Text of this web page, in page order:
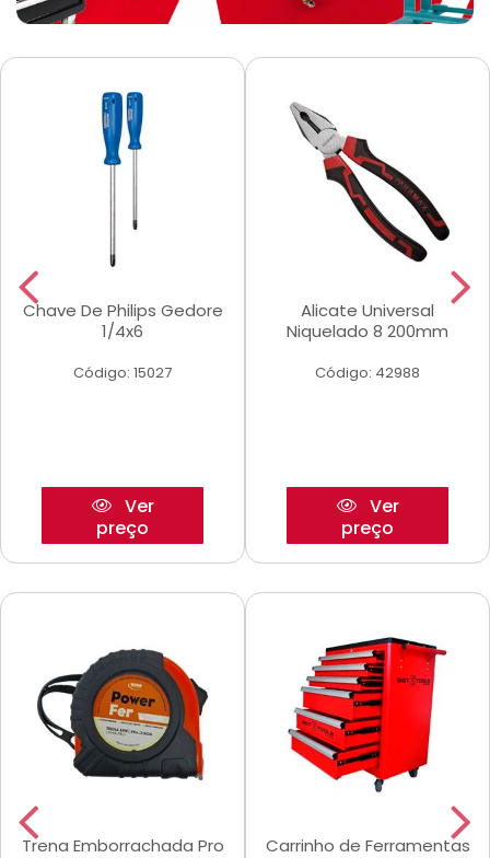
Chave De Philips Gedore
1/4x6
Código: 15027
Ver
preço
Alicate Universal
Niquelado 8 200mm
Código: 42988
Ver
preço
Trena Emborrachada Pro
Carrinho de Ferramentas